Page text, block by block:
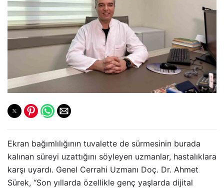
Ekran bağımlılığının tuvalette de sürmesinin burada
kalınan süreyi uzattığını söyleyen uzmanlar, hastalıklara
karşı uyardı. Genel Cerrahi Uzmanı Doç. Dr. Ahmet
Sürek, “Son yıllarda özellikle genç yaşlarda dijital